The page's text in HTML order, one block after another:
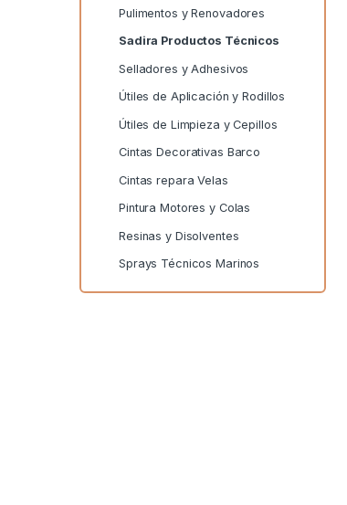
Pulimentos y Renovadores
Sadira Productos Técnicos
Selladores y Adhesivos
Útiles de Aplicación y Rodillos
Útiles de Limpieza y Cepillos
Cintas Decorativas Barco
Cintas repara Velas
Pintura Motores y Colas
Resinas y Disolventes
Sprays Técnicos Marinos